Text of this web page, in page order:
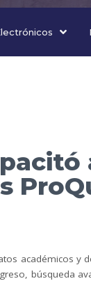
académicos y
búsqueda